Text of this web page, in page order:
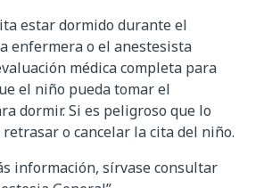
estar dormido durante el
enfermera o el anestesista
médica completa para
el niño pueda tomar el
dormir. Si es peligroso que lo
o cancelar la cita del niño.
información, sírvase consultar